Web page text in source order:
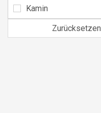
Kamin
Zurücksetzen